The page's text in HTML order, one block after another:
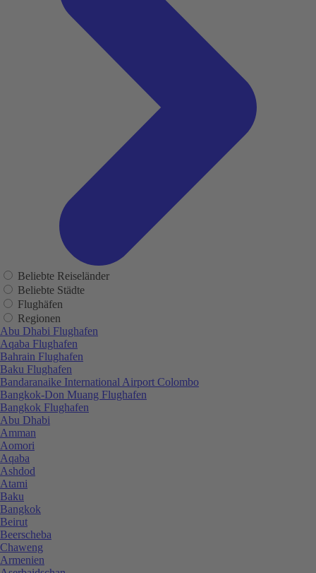
Beliebte Reiseländer
Beliebte Städte
Flughäfen
Regionen
Abu Dhabi Flughafen
Aqaba Flughafen
Bahrain Flughafen
Baku Flughafen
Bandaranaike International Airport Colombo
Bangkok-Don Muang Flughafen
Bangkok Flughafen
Abu Dhabi
Amman
Aomori
Aqaba
Ashdod
Atami
Baku
Bangkok
Beirut
Beerscheba
Chaweng
Armenien